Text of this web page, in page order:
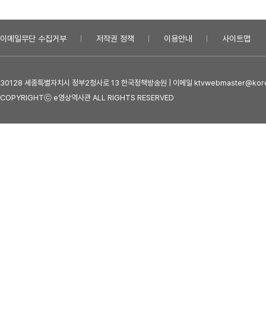
이메일무단 수집거부 저작권 정책 이용안내 사이트맵
30128 세종특별자치시 정부2청사로 13 한국정책방송원 | 이메일
COPYRIGHTⓒ e영상역사관 ALL RIGHTS RESERVED